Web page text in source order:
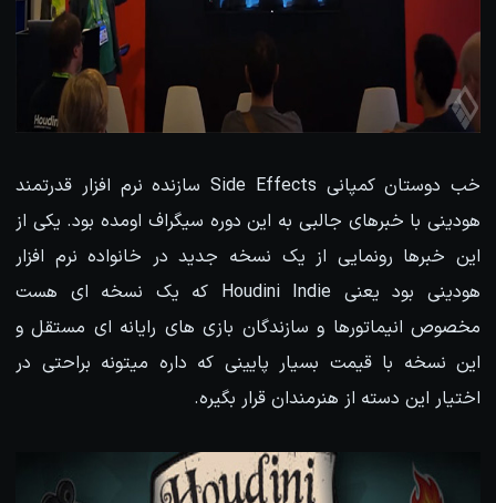
خب دوستان کمپانی Side Effects سازنده نرم افزار قدرتمند
هودینی با خبرهای جالبی به این دوره سیگراف اومده بود. یکی از
این خبرها رونمایی از یک نسخه جدید در خانواده نرم افزار
هودینی بود یعنی Houdini Indie که یک نسخه ای هست
مخصوص انیماتورها و سازندگان بازی های رایانه ای مستقل و
این نسخه با قیمت بسیار پایینی که داره میتونه براحتی در
اختیار این دسته از هنرمندان قرار بگیره.